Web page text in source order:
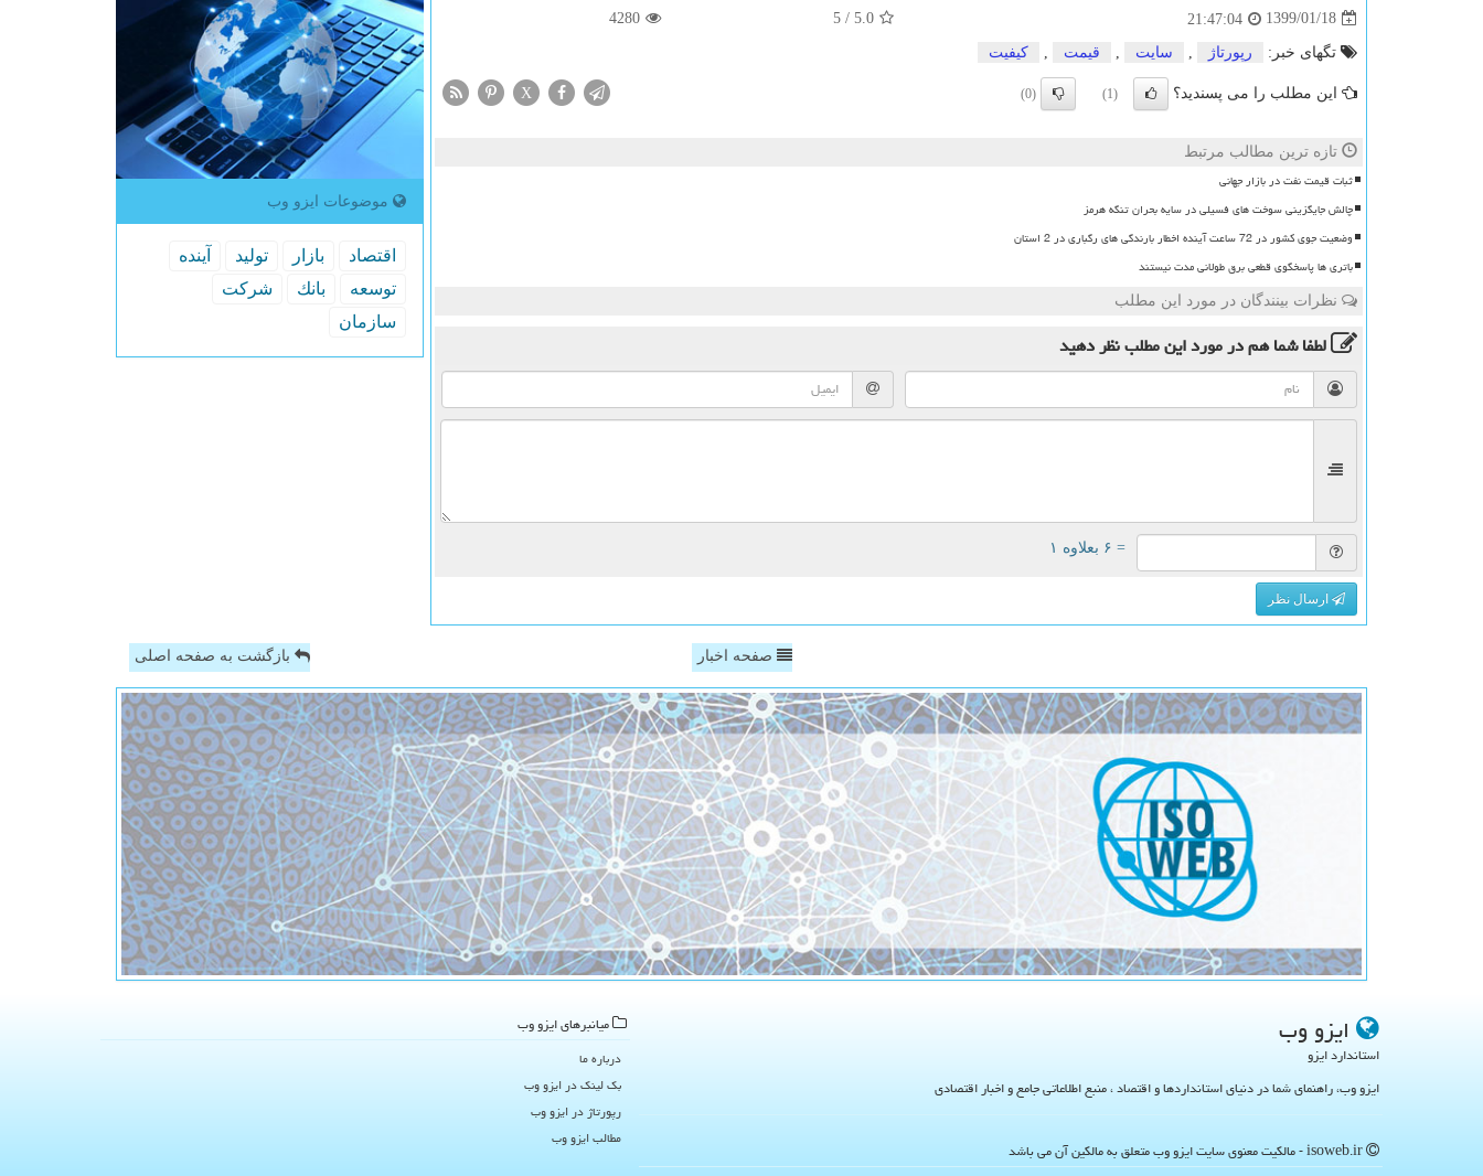
1399/01/18
21:47:04
5.0
/
5
4280
تگهای خبر: رپورتاژ سایت قیمت كیفیت
این مطلب را می پسندید؟ (1)
(0)
X
تازه ترین مطالب مرتبط
ثبات قیمت نفت در بازار جهانی
چالش جایگزینی سوخت های فسیلی در سایه بحران تنگه هرمز
وضعیت جوی کشور در 72 ساعت آینده اخطار بارندگی های رگباری در 2 استان
باتری ها پاسخگوی قطعی برق طولانی مدت نیستند
نظرات بینندگان در مورد این مطلب
لطفا شما همدر مورد این مطلبنظر دهید
= ۶ بعلاوه ۱
ارسال نظر
موضوعات ایزو وب
اقتصاد بازار تولید
آینده
توسعه
بانك
شركت
سازمان
صفحه اخبار بازگشت به صفحه اصلی
ایزو وب
استاندارد ایزو
ایزو وب، راهنمای شما در دنیای استانداردها و اقتصاد ، منبع اطلاعاتی جامع و اخبار اقتصادی
میانبرهای ایزو وب
درباره ما
بک لینک در ایزو وب
رپورتاژ در ایزو وب
مطالب ایزو وب